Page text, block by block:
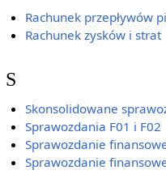
Rachunek przepływów
Rachunek zysków i strat
S
Skonsolidowane
Sprawozdania F01 i F02
Sprawozdanie
Sprawozdanie